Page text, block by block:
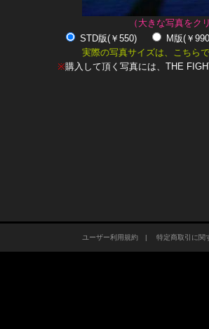
（大きな写真をク
STD版(￥550)
M版(￥
実際の写真サイズは、こちら
※購入して頂く写真には、THE
ユーザー利用規約| 特定商取引に関